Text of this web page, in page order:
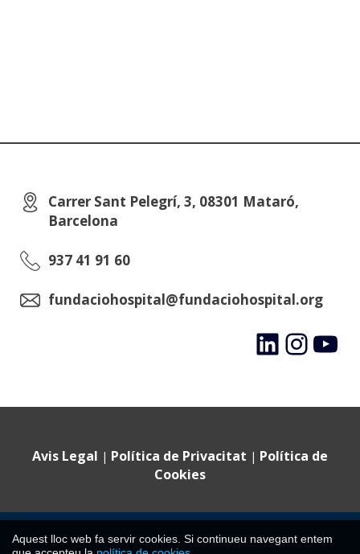
Comparteix aquest post
Carrer Sant Pelegrí, 3, 08301 Mataró,
Barcelona
937 41 91 60
fundaciohospital@fundaciohospital.org
LinkedInInstagram
YouTube
Avis Legal | Política de Privacitat | Política de
Cookies
2024 Fundació Hospital Sant Jaume i Santa Magdalena ·
Tots els drets reservats
Aquest lloc web fa servir cookies. Si continueu navegant entem